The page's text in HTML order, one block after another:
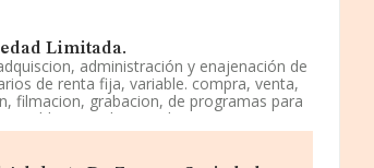
Limitada.
administración y enajenación de
de renta fija, variable. compra, venta,
filmacion, grabacion, de programas para
publicacion de periodicos y revistas. La
La actividad de referencia CNAE